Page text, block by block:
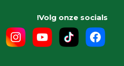
Volg onze socials!